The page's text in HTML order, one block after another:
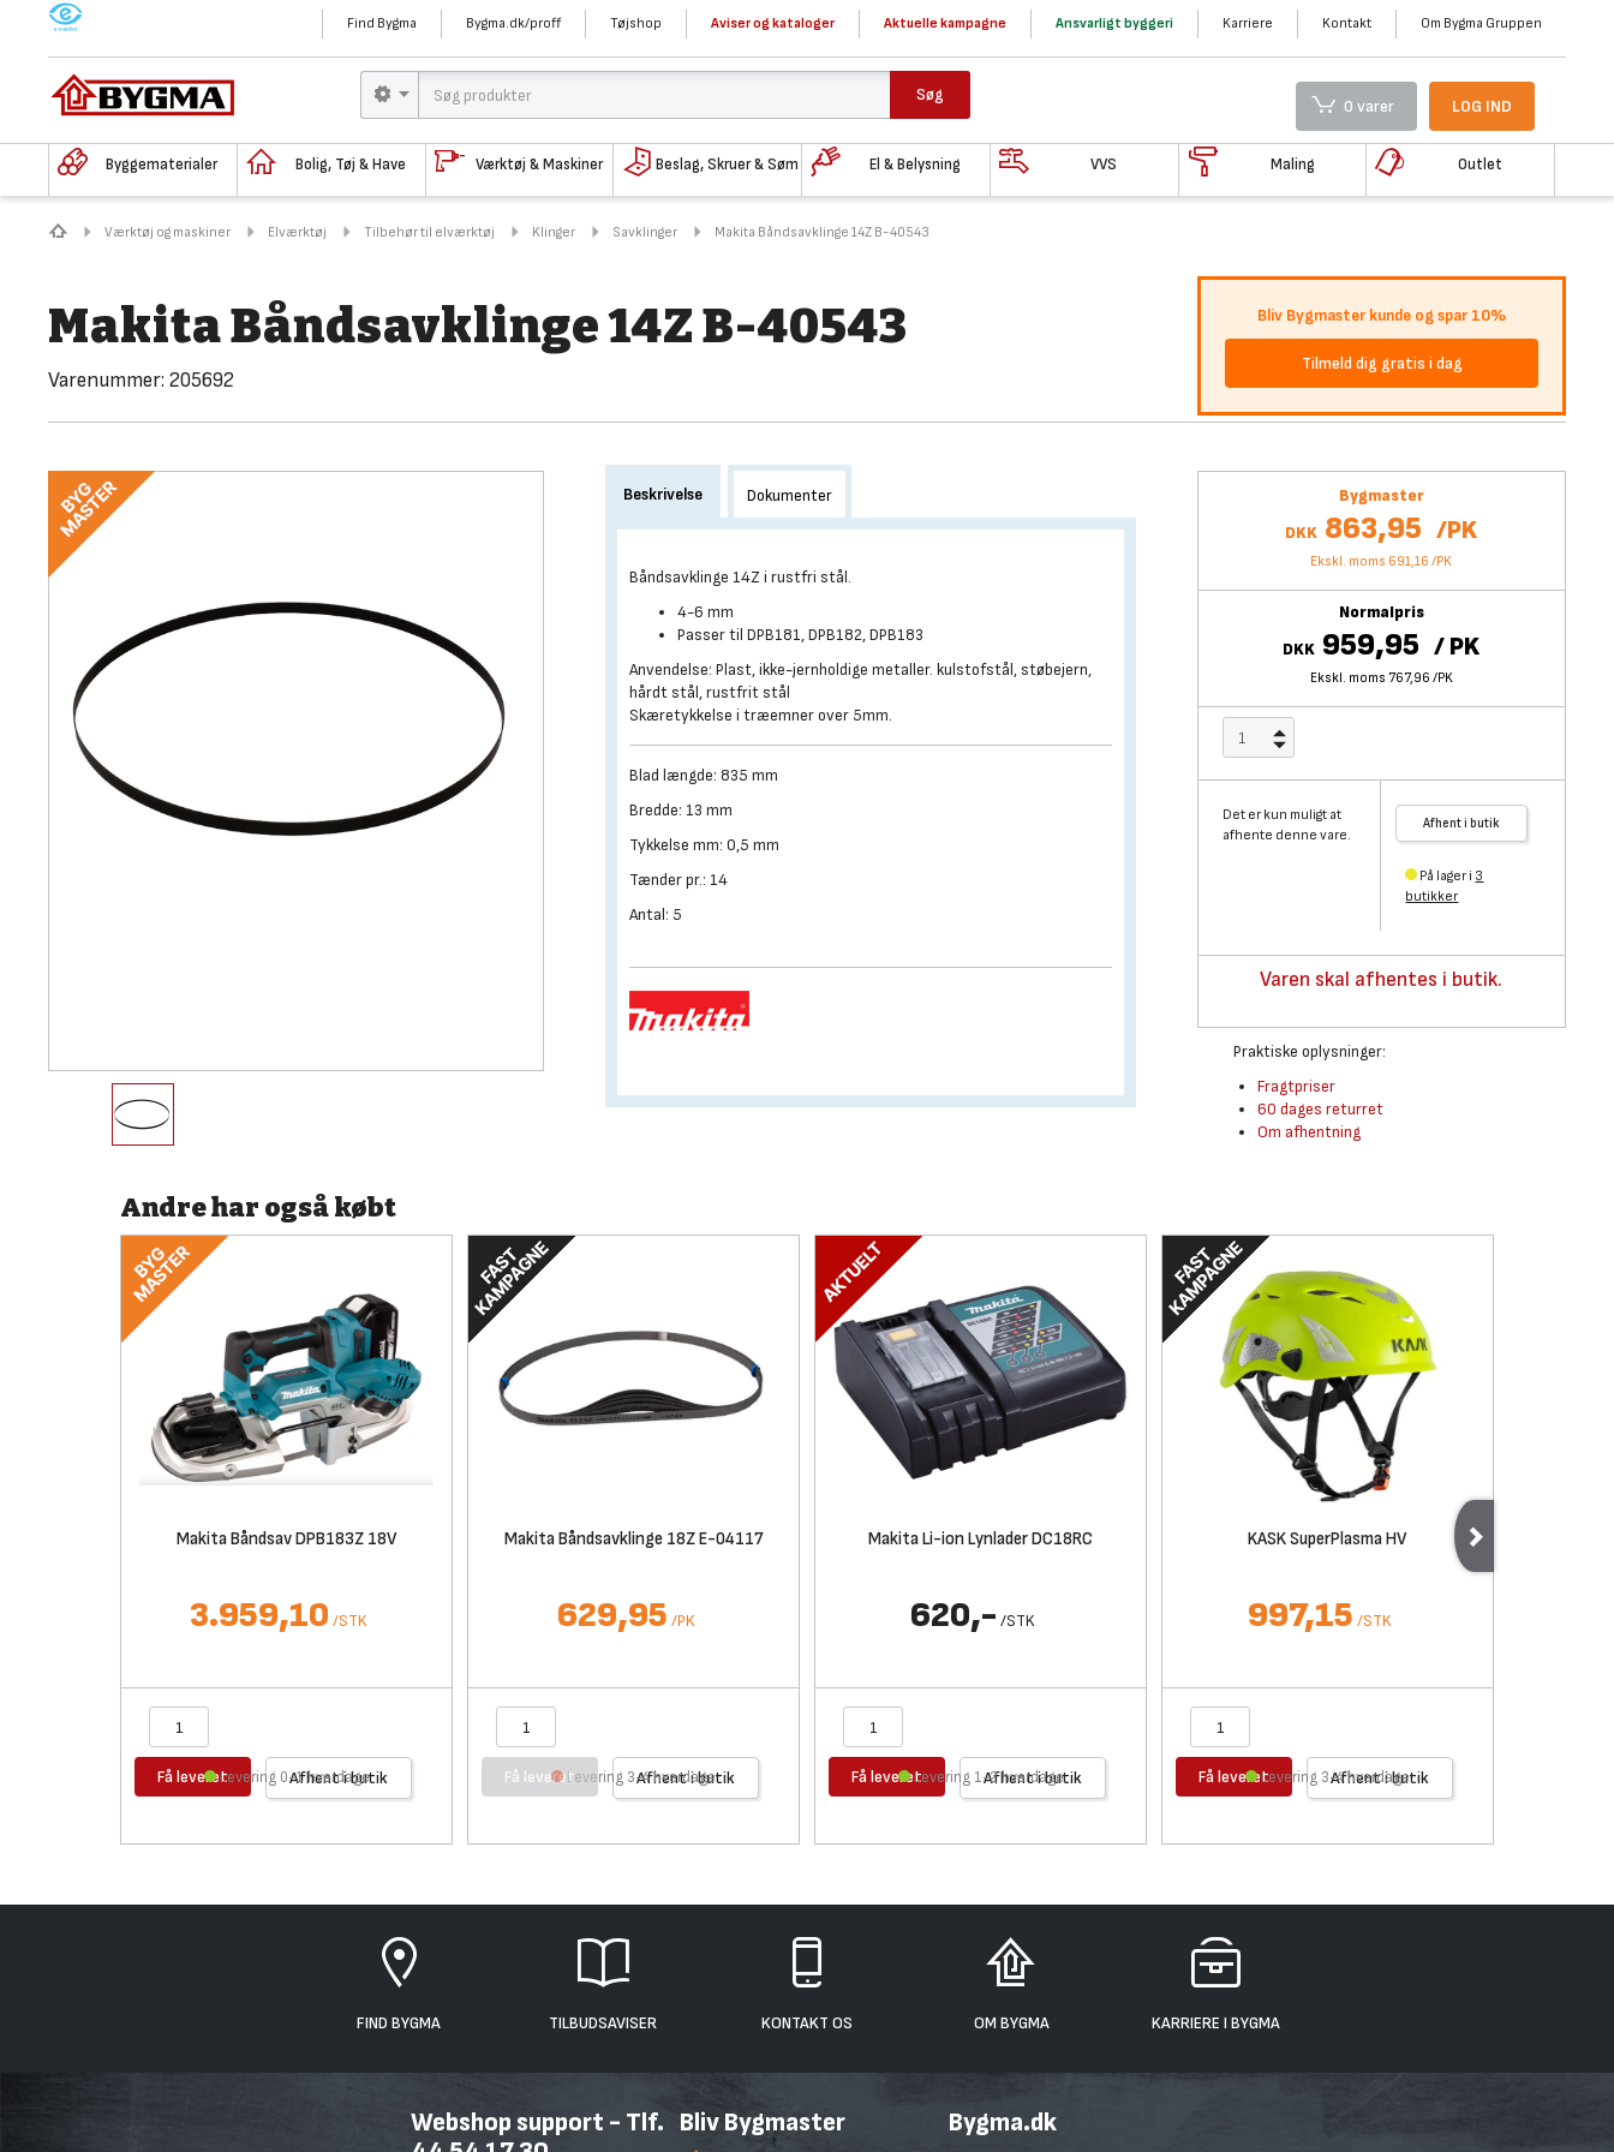
M Find Bygma Bygma.dk/proff Tøjshop Aviser og kataloger Aktuelle kampagne Ansvarligt byggeri Karriere Kontakt Om Bygma Gruppen
Søg
0 varer LOG IND
Byggematerialer Bolig, Tøj & Have Værktøj & Maskiner Beslag, Skruer & Søm El & Belysning VVS Maling Outlet
Værktøj og maskiner Elværktøj Tilbehør til elværktøj Klinger Savklinger Makita Båndsavklinge 14Z B-40543
Makita Båndsavklinge 14Z B-40543
Varenummer: 205692
Bliv Bygmaster kunde og spar 10%
Tilmeld dig gratis i dag
Bygmaster
DKK 863,95 /PK
Ekskl. moms 691,16 /PK
Normalpris
DKK 959,95 /PK
Ekskl. moms 767,96 /PK
Det er kun muligt at
afhente denne vare.
Afhent i butik
På lager i 3
butikker
Varen skal afhentes i butik.
Praktiske oplysninger:
Fragtpriser
60 dages returret
Om afhentning
Beskrivelse Dokumenter
Båndsavklinge 14Z i rustfri stål.
4-6 mm
Passer til DPB181, DPB182, DPB183
Anvendelse: Plast, ikke-jernholdige metaller. kulstofstål, støbejern,
hårdt stål, rustfrit stål
Skæretykkelse i træemner over 5mm.
Blad længde: 835 mm
Bredde: 13 mm
Tykkelse mm: 0,5 mm
Tænder pr.: 14
Antal: 5
Andre har også købt
Makita Båndsav DPB183Z 18V
3.959,10 /STK
Få leveret Afhent i butik
Levering 0-1 hverdage
Makita Båndsavklinge 18Z E-04117
629,95 /PK
Få leveret Afhent i butik
Levering 3-4 hverdage
Makita Li-ion Lynlader DC18RC
620,- /STK
Få leveret Afhent i butik
Levering 1-2 hverdage
KASK SuperPlasma HV
997,15 /STK
Få leveret Afhent i butik
Levering 3-4 hverdage
FIND BYGMA TILBUDSAVISER KONTAKT OS OM BYGMA KARRIERE I BYGMA
Webshop support - Tlf. Bliv Bygmaster Bygma.dk